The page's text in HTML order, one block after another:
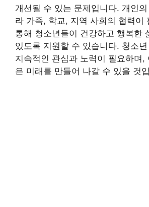
개선될 수 있는 문제입니다. 개인
라 가족, 학교, 지역 사회의 협력이
통해 청소년들이 건강하고 행복한
있도록 지원할 수 있습니다. 청소
지속적인 관심과 노력이 필요하며,
은 미래를 만들어 나갈 수 있을 것